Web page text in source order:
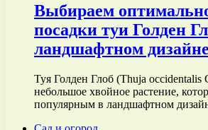
Выбираем
посадки туи Голден
ландшафтном
Туя Голден Глоб (Thuja
небольшое хвойное растение,
популярным в ландшафтном